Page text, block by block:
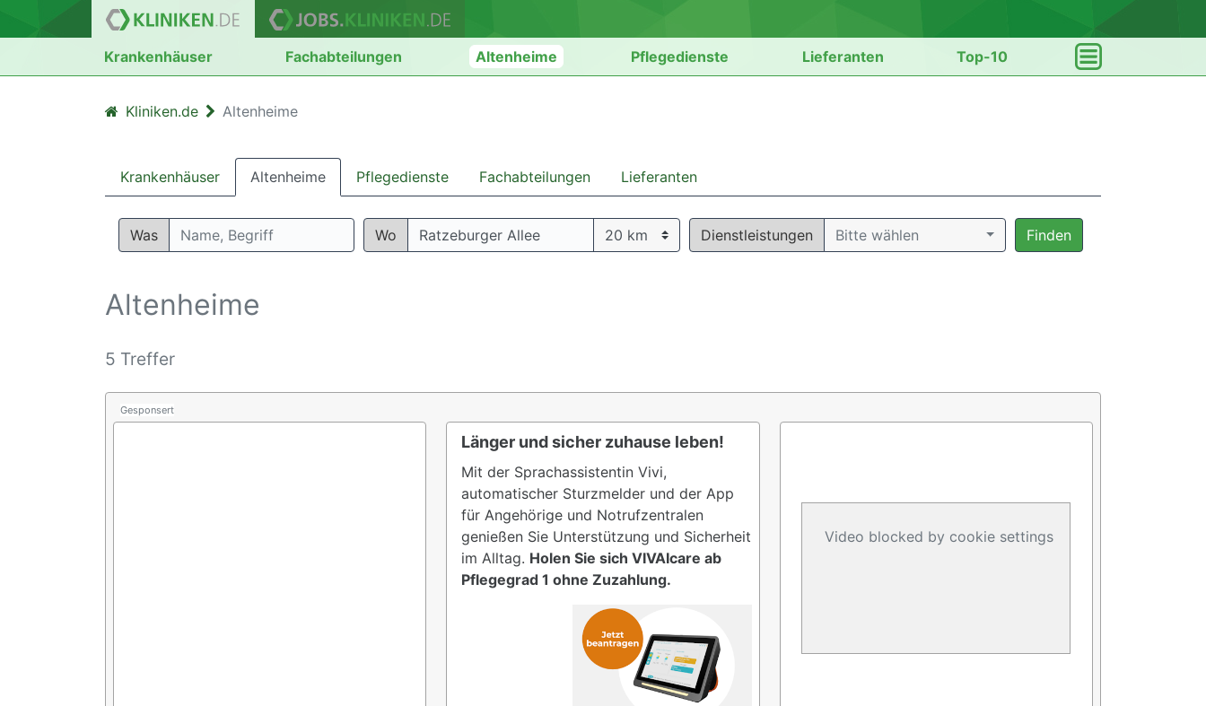
Krankenhäuser Fachabteilungen Altenheime Pflegedienste Lieferanten Top-10
Kliniken.de Altenheime
Krankenhäuser Altenheime Pflegedienste Fachabteilungen Lieferanten
Was Wo Dienstleistungen Bitte wählen Finden
Altenheime
5 Treffer
Gesponsert
Länger und sicher zuhause leben!
Mit der Sprachassistentin Vivi,
automatischer Sturzmelder und der App
für Angehörige und Notrufzentralen
genießen Sie Unterstützung und Sicherheit
im Alltag. Holen Sie sich VIVAIcare ab
Pflegegrad 1 ohne Zuzahlung.
Video blocked by cookie settings